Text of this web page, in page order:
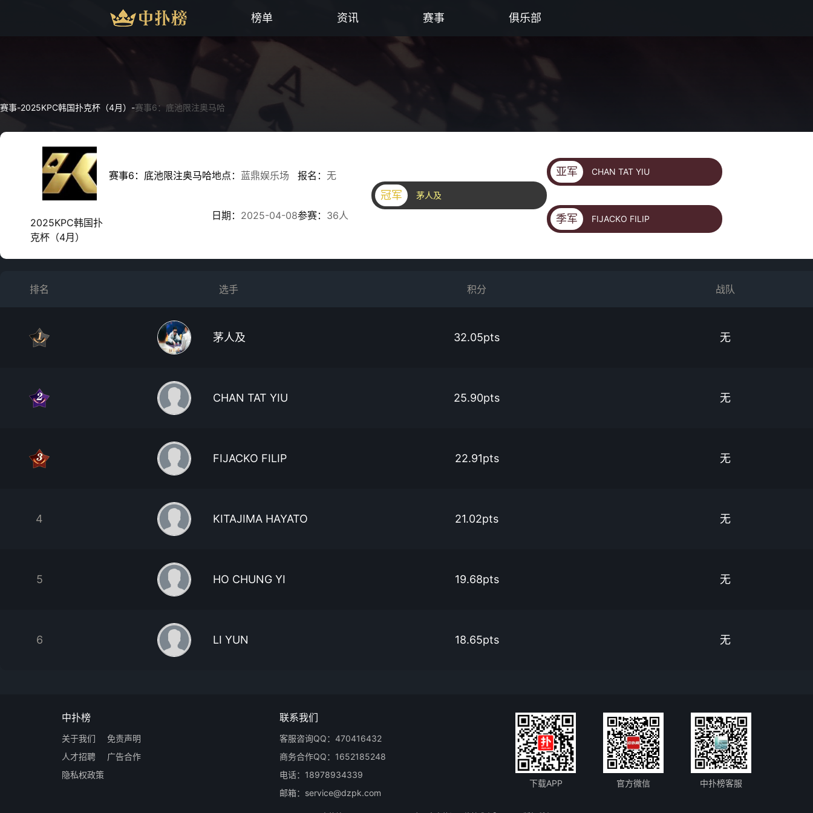
榜单 资讯 赛事 俱乐部
赛事-2025KPC韩国扑克杯（4月） -赛事6：底池限注奥马哈
2025KPC韩国扑
克杯（4月）
赛事6：底池限注奥马哈地点： 蓝鼎娱乐场
日期： 2025-04-08
报名： 无
参赛： 36人
冠军 茅人及
亚军 CHAN TAT YIU
季军 FIJACKO FILIP
排名 选手 积分 战队
茅人及 32.05pts 无
CHAN TAT YIU 25.90pts 无
FIJACKO FILIP 22.91pts 无
4 KITAJIMA HAYATO 21.02pts 无
5 HO CHUNG YI 19.68pts 无
6 LI YUN 18.65pts 无
中扑榜
关于我们
免责声明
人才招聘
广告合作
隐私权政策
联系我们
客服咨询QQ：470416432
商务合作QQ：1652185248
电话：18978934339
邮箱：service@dzpk.com
下载APP 官方微信 中扑榜客服